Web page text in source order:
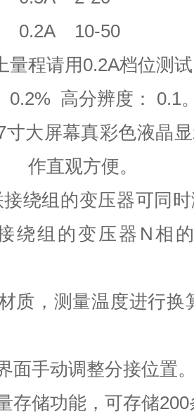
0.2A 10-50
量程请用0.2A档位测
0.2% 高分辨度： 0.1
寸大屏幕真彩色液晶
作直观方便。
绕组的变压器可同
绕组的变压器N相
质，测量温度进行
面手动调整分接位置
存储功能，可存储